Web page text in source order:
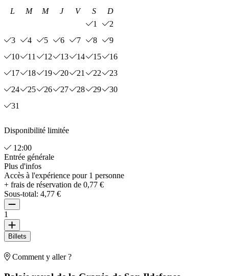
Comment y aller ?
L M M J V S
D
1
2
3
4 5 6 7 8
9
10
11 12 13 14 15
16
17
18 19 20 21 22
23
24
25 26 27 28 29
30
31
Disponibilité limitée
12:00
Entrée générale
Plus d'infos
Accès à l'expérience pour 1 personne
+ frais de réservation de 0,77 €
Sous-total: 4,77 €
1
Billets